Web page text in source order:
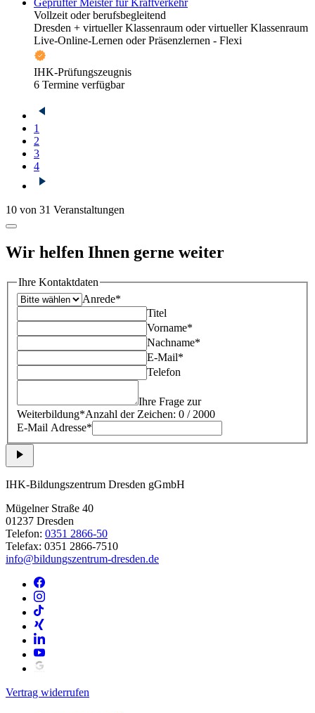
Geprüfter Meister für Kraftverkehr
Vollzeit oder berufsbegleitend
Dresden + virtueller Klassenraum oder virtueller Klassenraum
Live-Online-Lernen oder Präsenzlernen - Flexi
IHK-Prüfungszeugnis
6 Termine verfügbar
1
2
3
4
10 von 31 Veranstaltungen
Wir helfen Ihnen gerne weiter
Ihre Kontaktdaten
Anrede*
Titel
Vorname*
Nachname*
E-Mail*
Telefon
Ihre Frage zur
Weiterbildung*Anzahl der Zeichen: 0 / 2000
E-Mail Adresse*
IHK-Bildungszentrum Dresden gGmbH
Mügelner Straße 40
01237 Dresden
Telefon: 0351 2866-50
Telefax: 0351 2866-7510
info@bildungszentrum-dresden.de
Vertrag widerrufen